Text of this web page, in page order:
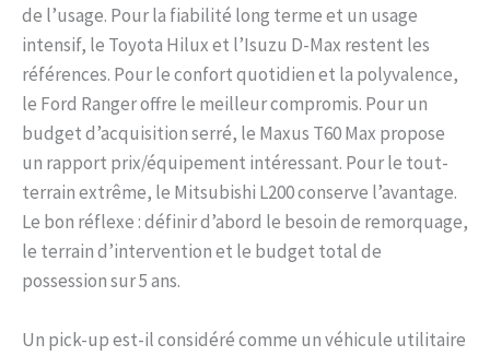
de l’usage. Pour la fiabilité long terme et un usage
intensif, le Toyota Hilux et l’Isuzu D-Max restent les
références. Pour le confort quotidien et la polyvalence,
le Ford Ranger offre le meilleur compromis. Pour un
budget d’acquisition serré, le Maxus T60 Max propose
un rapport prix/équipement intéressant. Pour le tout-
terrain extrême, le Mitsubishi L200 conserve l’avantage.
Le bon réflexe : définir d’abord le besoin de remorquage,
le terrain d’intervention et le budget total de
possession sur 5 ans.
Un pick-up est-il considéré comme un véhicule utilitaire